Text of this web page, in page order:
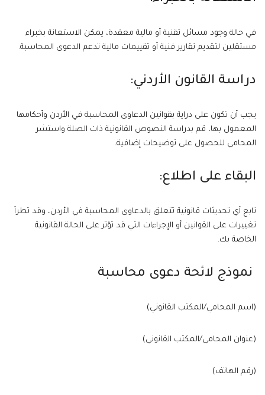
في حالة وجود مسائل تقنية أو مالية معقدة، يمكن الاستعانة بخبراء
مستقلين لتقديم تقارير فنية أو تقييمات مالية تدعم الدعوى المحاسبة.
دراسة القانون الأردني:
يجب أن تكون على دراية بقوانين الدعاوى المحاسبة في الأردن وأحكامها
المعمول بها، قم بدراسة النصوص القانونية ذات الصلة واستشر
المحامي للحصول على توضيحات إضافية.
البقاء على اطلاع:
تابع أي تحديثات قانونية تتعلق بالدعاوى المحاسبة في الأردن، وقد تطرأ
تغييرات على القوانين أو الإجراءات التي قد تؤثر على الحالة القانونية
الخاصة بك.
نموذج لائحة دعوى محاسبة
(اسم المحامي/المكتب القانوني)
(عنوان المحامي/المكتب القانوني)
(رقم الهاتف)